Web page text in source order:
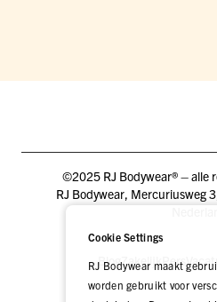
©2025 RJ Bodywear® – alle
RJ Bodywear, Mercuriusweg
BlogZakelijkPers
Cookie Settings
RJ Bodywear maakt
worden gebruikt voor